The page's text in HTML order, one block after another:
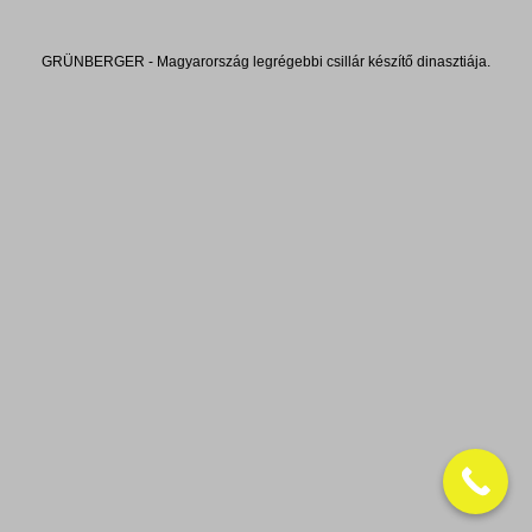
GRÜNBERGER - Magyarország legrégebbi csillár készítő dinasztiája.